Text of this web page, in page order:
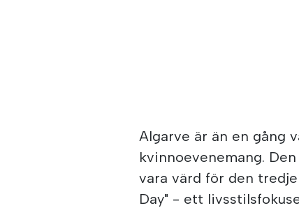
Algarve är än en gång
kvinnoevenemang.
vara värd för den
Day" - ett